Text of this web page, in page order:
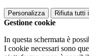
Personalizza Rifiuta tutti
Gestione cookie
In questa schermata è
I cookie necessari sono